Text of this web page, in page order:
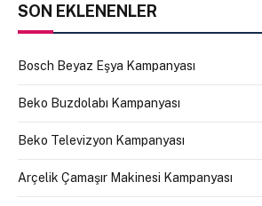
SON EKLENENLER
Bosch Beyaz Eşya Kampanyası
Beko Buzdolabı Kampanyası
Beko Televizyon Kampanyası
Arçelik Çamaşır Makinesi Kampanyası